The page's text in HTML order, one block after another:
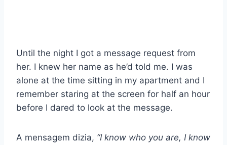
Until the night I got a message request from
her. I knew her name as he’d told me. I was
alone at the time sitting in my apartment and I
remember staring at the screen for half an hour
before I dared to look at the message.
A mensagem dizia, “I know who you are, I know